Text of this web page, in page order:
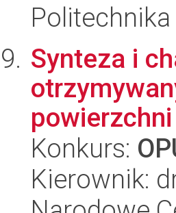
Politechnika
Synteza i
powierzchni
Konkurs:
Kierownik: